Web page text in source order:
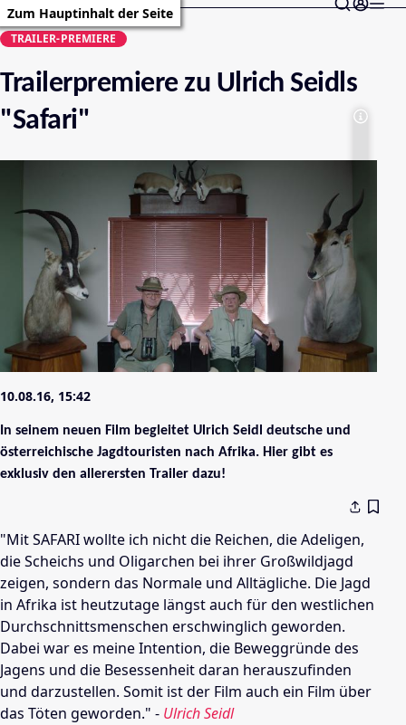
Zum Hauptinhalt der Seite
TRAILER-PREMIERE
Trailerpremiere zu Ulrich Seidls
"Safari"
10.08.16, 15:42
In seinem neuen Film begleitet Ulrich Seidl deutsche und
österreichische Jagdtouristen nach Afrika. Hier gibt es
exklusiv den allerersten Trailer dazu!
"Mit SAFARI wollte ich nicht die Reichen, die Adeligen,
die Scheichs und Oligarchen bei ihrer Großwildjagd
zeigen, sondern das Normale und Alltägliche. Die Jagd
in Afrika ist heutzutage längst auch für den westlichen
Durchschnittsmenschen erschwinglich geworden.
Dabei war es meine Intention, die Beweggründe des
Jagens und die Besessenheit daran herauszufinden
und darzustellen. Somit ist der Film auch ein Film über
das Töten geworden." - Ulrich Seidl